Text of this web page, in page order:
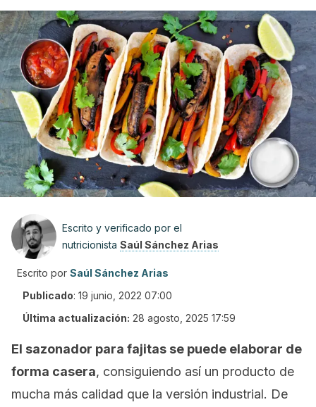
Escrito y verificado por el
nutricionista Saúl Sánchez Arias
Escrito por Saúl Sánchez Arias
Publicado: 19 junio, 2022 07:00
Última actualización: 28 agosto, 2025 17:59
El sazonador para fajitas se puede elaborar de
forma casera, consiguiendo así un producto de
mucha más calidad que la versión industrial. De